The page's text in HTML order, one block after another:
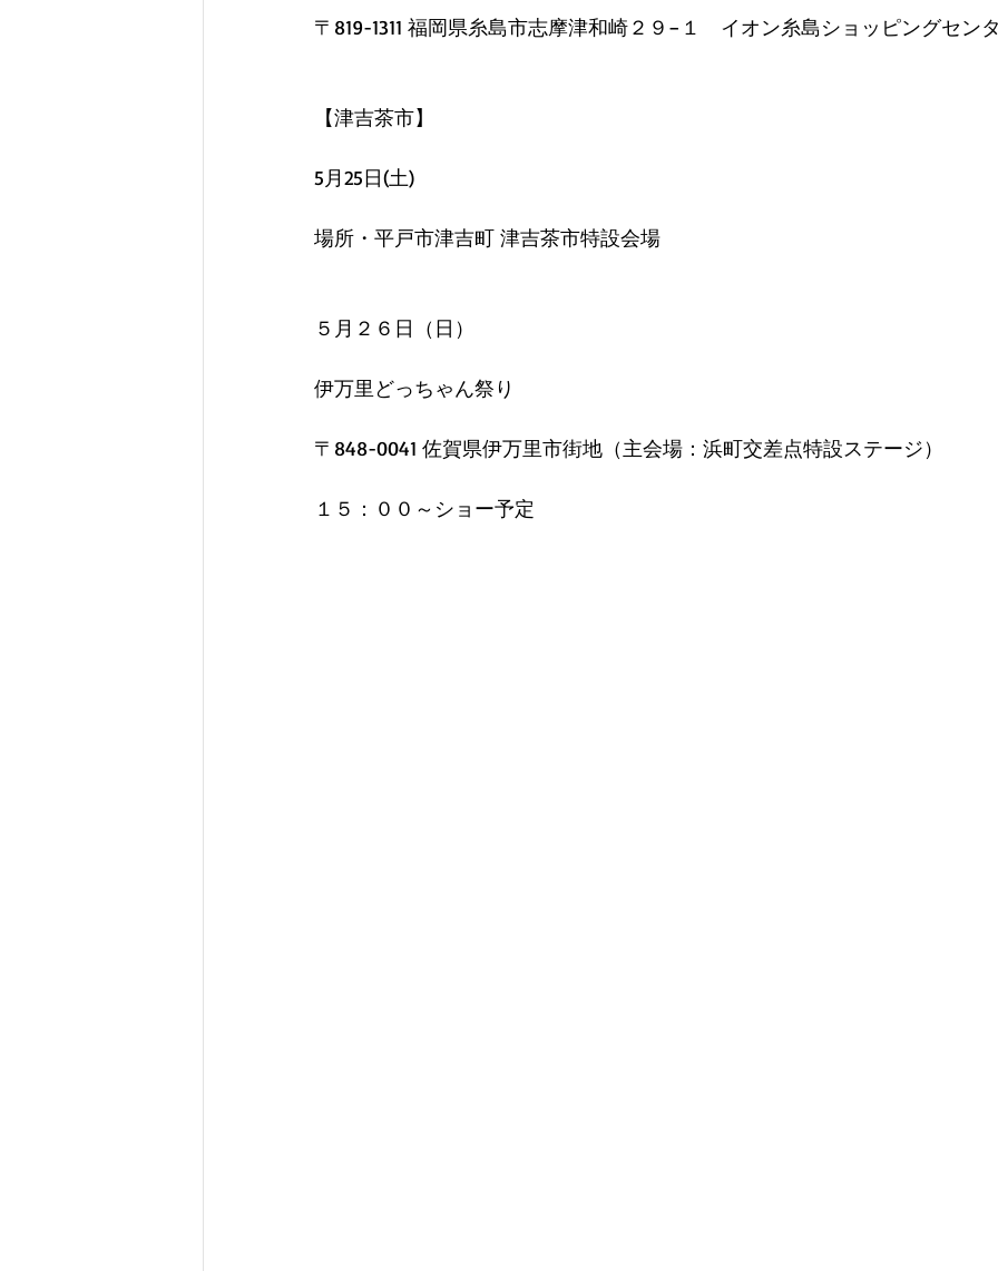
〒819-1311 福岡県糸島市志摩津和崎２９−１　イオン糸島ショッピングセン
【津吉茶市】
5月25日(土)
場所・平戸市津吉町 津吉茶市特設会場
５月２６日（日）
伊万里どっちゃん祭り
〒848-0041 佐賀県伊万里市街地（主会場：浜町交差点特設ステージ）
１５：００～ショー予定